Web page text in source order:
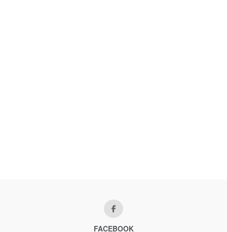
FACEBOOK